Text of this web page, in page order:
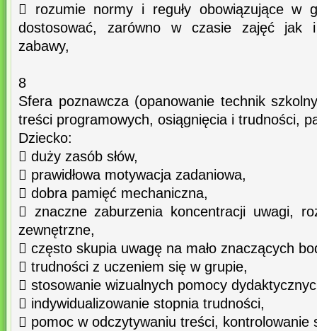
 rozumie normy i reguły obowiązujące w
dostosować, zarówno w czasie zajęć jak i
zabawy,
8
Sfera poznawcza (opanowanie technik
treści programowych, osiągnięcia i trudności,
Dziecko:
 duży zasób słów,
 prawidłowa motywacja zadaniowa,
 dobra pamięć mechaniczna,
 znaczne zaburzenia koncentracji uwagi,
zewnętrzne,
 często skupia uwagę na mało znaczących
 trudności z uczeniem się w grupie,
 stosowanie wizualnych pomocy
 indywidualizowanie stopnia trudności,
 pomoc w odczytywaniu treści, kontrolowanie